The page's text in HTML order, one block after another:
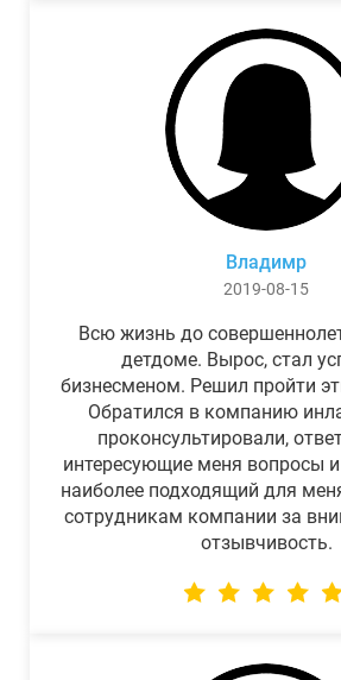
Владимр
2019-08-15
Всю жизнь до
детдоме. Вырос, стал
бизнесменом. Решил пройти
Обратился в компанию
проконсультировали,
интересующие меня вопросы
наиболее подходящий для
сотрудникам компании за
отзывчивость.